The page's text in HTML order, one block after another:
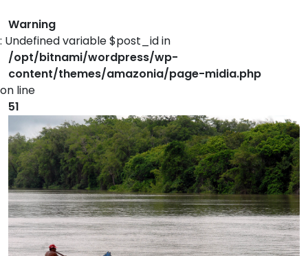
Warning
: Undefined variable $post_id in
/opt/bitnami/wordpress/wp-
content/themes/amazonia/page-midia.php
on line
51